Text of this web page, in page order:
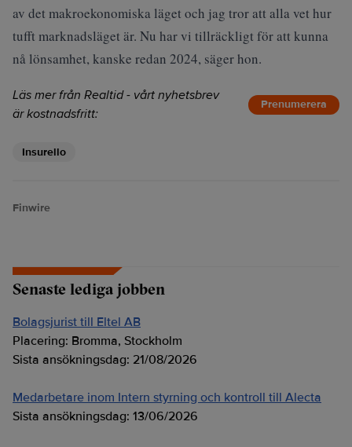
av det makroekonomiska läget och jag tror att alla vet hur
tufft marknadsläget är. Nu har vi tillräckligt för att kunna
nå lönsamhet, kanske redan 2024, säger hon.
Läs mer från Realtid - vårt nyhetsbrev
är kostnadsfritt:
Prenumerera
Insurello
Finwire
Senaste lediga jobben
Bolagsjurist till Eltel AB
Placering: Bromma, Stockholm
Sista ansökningsdag: 21/08/2026
Medarbetare inom Intern styrning och kontroll till Alecta
Sista ansökningsdag: 13/06/2026